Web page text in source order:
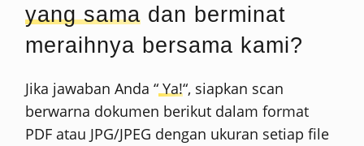
yang samadan berminat
meraihnya bersama kami?
Jika jawaban Anda “Ya!“, siapkan scan
berwarna dokumen berikut dalam format
PDF atau JPG/JPEG dengan ukuran setiap file